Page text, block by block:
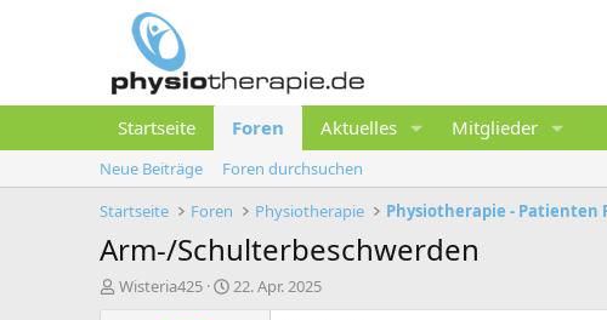
Startseite Foren Aktuelles Mitglieder
Neue Beiträge
Foren durchsuchen
Startseite
Foren Physiotherapie Physiotherapie - Patienten
Arm-/Schulterbeschwerden
E
Wisteria425
E
22. Apr. 2025